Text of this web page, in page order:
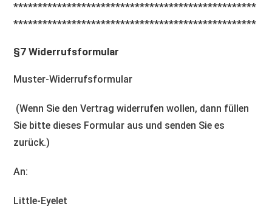
**************************************************
**************************************************
§7 Widerrufsformular
Muster-Widerrufsformular
(Wenn Sie den Vertrag widerrufen wollen, dann füllen
Sie bitte dieses Formular aus und senden Sie es
zurück.)
An:
Little-Eyelet